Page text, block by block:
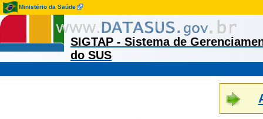
Ministério da Saúde
SIGTAP - Sistema de
do SUS